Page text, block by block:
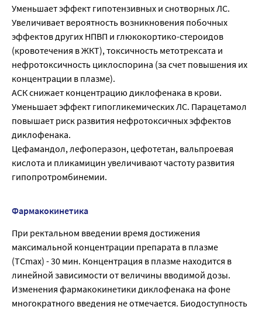
Уменьшает эффект гипотензивных и снотворных ЛС.
Увеличивает вероятность возникновения побочных
эффектов других НПВП и глюкокортико-стероидов
(кровотечения в ЖКТ), токсичность метотрексата и
нефротоксичность циклоспорина (за счет повышения их
концентрации в плазме).
АСК снижает концентрацию диклофенака в крови.
Уменьшает эффект гипогликемических ЛС. Парацетамол
повышает риск развития нефротоксичных эффектов
диклофенака.
Цефамандол, лефоперазон, цефотетан, вальпроевая
кислота и пликамицин увеличивают частоту развития
гипопротромбинемии.
Фармакокинетика
При ректальном введении время достижения
максимальной концентрации препарата в плазме
(ТСmах) - 30 мин. Концентрация в плазме находится в
линейной зависимости от величины вводимой дозы.
Изменения фармакокинетики диклофенака на фоне
многократного введения не отмечается. Биодоступность